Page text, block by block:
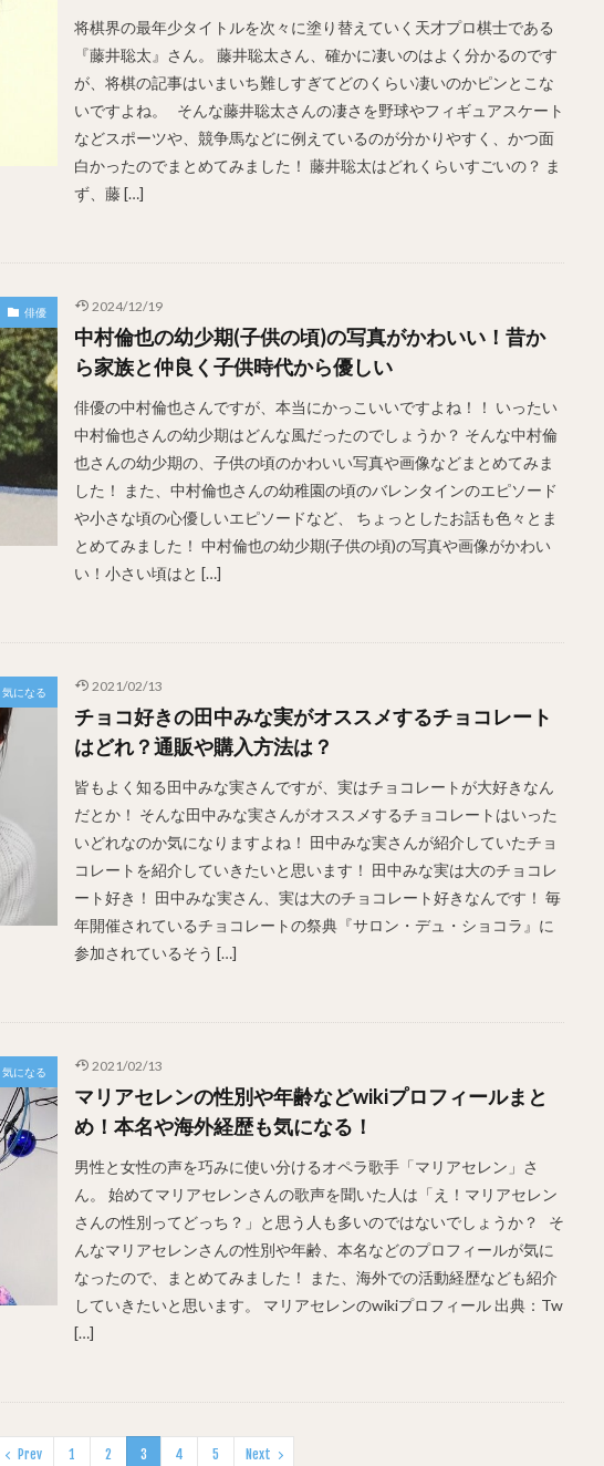
将棋界の最年少タイトルを次々に塗り替えていく天才プロ棋士である
『藤井聡太』さん。 藤井聡太さん、確かに凄いのはよく分かるのです
が、将棋の記事はいまいち難しすぎてどのくらい凄いのかピンとこな
いですよね。 そんな藤井聡太さんの凄さを野球やフィギュアスケート
などスポーツや、競争馬などに例えているのが分かりやすく、かつ面
白かったのでまとめてみました！ 藤井聡太はどれくらいすごいの？ ま
ず、藤 […]
俳優 2024/12/19
中村倫也の幼少期(子供の頃)の写真がかわいい！昔か
ら家族と仲良く子供時代から優しい
俳優の中村倫也さんですが、本当にかっこいいですよね！！ いったい
中村倫也さんの幼少期はどんな風だったのでしょうか？ そんな中村倫
也さんの幼少期の、子供の頃のかわいい写真や画像などまとめてみま
した！ また、中村倫也さんの幼稚園の頃のバレンタインのエピソード
や小さな頃の心優しいエピソードなど、 ちょっとしたお話も色々とま
とめてみました！ 中村倫也の幼少期(子供の頃)の写真や画像がかわい
い！小さい頃はと […]
気になる 2021/02/13
チョコ好きの田中みな実がオススメするチョコレート
はどれ？通販や購入方法は？
皆もよく知る田中みな実さんですが、実はチョコレートが大好きなん
だとか！ そんな田中みな実さんがオススメするチョコレートはいった
いどれなのか気になりますよね！ 田中みな実さんが紹介していたチョ
コレートを紹介していきたいと思います！ 田中みな実は大のチョコレ
ート好き！ 田中みな実さん、実は大のチョコレート好きなんです！ 毎
年開催されているチョコレートの祭典『サロン・デュ・ショコラ』に
参加されているそう […]
気になる 2021/02/13
マリアセレンの性別や年齢などwikiプロフィールまと
め！本名や海外経歴も気になる！
男性と女性の声を巧みに使い分けるオペラ歌手「マリアセレン」さ
ん。 始めてマリアセレンさんの歌声を聞いた人は「え！マリアセレン
さんの性別ってどっち？」と思う人も多いのではないでしょうか？ そ
んなマリアセレンさんの性別や年齢、本名などのプロフィールが気に
なったので、まとめてみました！ また、海外での活動経歴なども紹介
していきたいと思います。 マリアセレンのwikiプロフィール 出典：Tw
[…]
Prev 1 2 3 4 5 Next